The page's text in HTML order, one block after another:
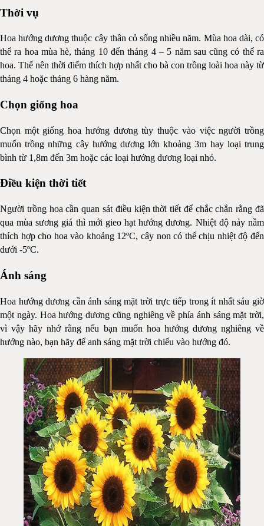
Thời vụ
Hoa hướng dương thuộc cây thân cỏ sống nhiều năm. Mùa hoa dài, có
thể ra hoa mùa hè, tháng 10 đến tháng 4 – 5 năm sau cũng có thể ra
hoa. Thế nên thời điểm thích hợp nhất cho bà con trồng loài hoa này từ
tháng 4 hoặc tháng 6 hàng năm.
Chọn giống hoa
Chọn một giống hoa hướng dương tùy thuộc vào việc người trồng
muốn trồng những cây hướng dương lớn khoảng 3m hay loại trung
bình từ 1,8m đến 3m hoặc các loại hướng dương loại nhỏ.
Điều kiện thời tiết
Người trồng hoa cần quan sát điều kiện thời tiết để chắc chắn rằng đã
qua mùa sương giá thì mới gieo hạt hướng dương. Nhiệt độ nảy nầm
thích hợp cho hoa vào khoảng 12ºC, cây non có thể chịu nhiệt độ đến
dưới -5ºC.
Ánh sáng
Hoa hướng dương cần ánh sáng mặt trời trực tiếp trong ít nhất sáu giờ
một ngày. Hoa hướng dương cũng nghiêng về phía ánh sáng mặt trời,
vì vậy hãy nhớ rằng nếu bạn muốn hoa hướng dương nghiêng về
hướng nào, bạn hãy để anh sáng mặt trời chiếu vào hướng đó.